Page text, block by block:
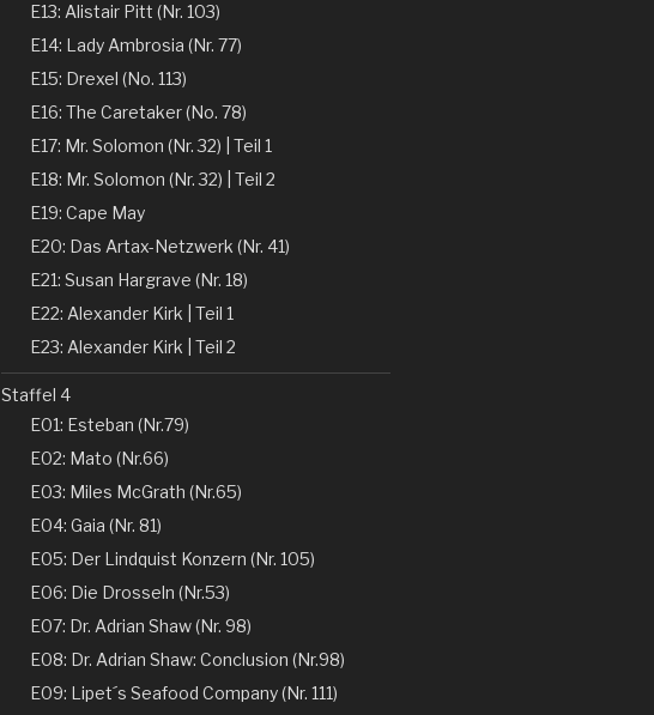
E13: Alistair Pitt (Nr. 103)
E14: Lady Ambrosia (Nr. 77)
E15: Drexel (No. 113)
E16: The Caretaker (No. 78)
E17: Mr. Solomon (Nr. 32) | Teil 1
E18: Mr. Solomon (Nr. 32) | Teil 2
E19: Cape May
E20: Das Artax-Netzwerk (Nr. 41)
E21: Susan Hargrave (Nr. 18)
E22: Alexander Kirk | Teil 1
E23: Alexander Kirk | Teil 2
Staffel 4
E01: Esteban (Nr.79)
E02: Mato (Nr.66)
E03: Miles McGrath (Nr.65)
E04: Gaia (Nr. 81)
E05: Der Lindquist Konzern (Nr. 105)
E06: Die Drosseln (Nr.53)
E07: Dr. Adrian Shaw (Nr. 98)
E08: Dr. Adrian Shaw: Conclusion (Nr.98)
E09: Lipet´s Seafood Company (Nr. 111)